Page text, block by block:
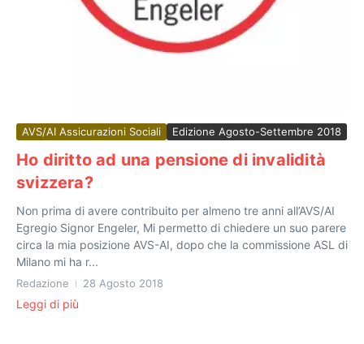
AVS/AI Assicurazioni Sociali Edizione Agosto-Settembre 2018
Ho diritto ad una pensione di invalidità
svizzera?
Non prima di avere contribuito per almeno tre anni all’AVS/AI
Egregio Signor Engeler, Mi permetto di chiedere un suo parere
circa la mia posizione AVS-AI, dopo che la commissione ASL di
Milano mi ha r...
Redazione 28 Agosto 2018
Leggi di più